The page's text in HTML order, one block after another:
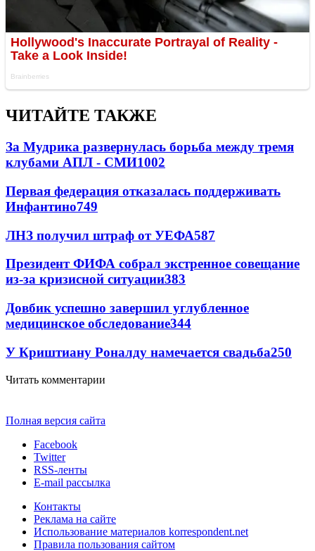
ЧИТАЙТЕ ТАКЖЕ
За Мудрика развернулась борьба между тремя
клубами АПЛ - СМИ1002
Первая федерация отказалась поддерживать
Инфантино749
ЛНЗ получил штраф от УЕФА587
Президент ФИФА собрал экстренное совещание
из-за кризисной ситуации383
Довбик успешно завершил углубленное
медицинское обследование344
У Криштиану Роналду намечается свадьба250
Читать комментарии
Полная версия сайта
Facebook
Twitter
RSS-ленты
E-mail рассылка
Контакты
Реклама на сайте
Использование материалов korrespondent.net
Правила пользования сайтом